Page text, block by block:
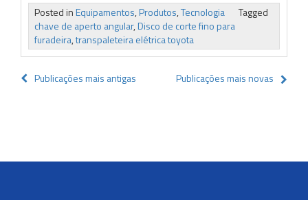
Posted inEquipamentos,Produtos,Tecnologia
Tagged
chave de aperto angular,Disco de corte fino para
furadeira,transpaleteira elétrica toyota
Navegação
Publicações mais antigas Publicações mais novas